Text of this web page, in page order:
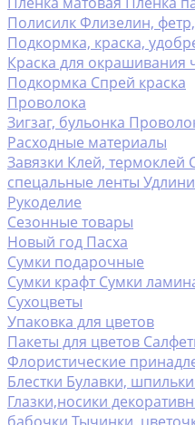
Полисилк Флизелин,
Подкормка, краска,
Краска для окрашивания
Подкормка Спрей краска
Проволока
Зигзаг, бульонка
Расходные материалы
Завязки Клей, термоклей
спецальные ленты
Рукоделие
Сезонные товары
Новый год Пасха
Сумки подарочные
Сумки крафт Сумки
Сухоцветы
Упаковка для цветов
Пакеты для цветов
Флористические
Блестки Булавки, шпильки
Глазки,носики